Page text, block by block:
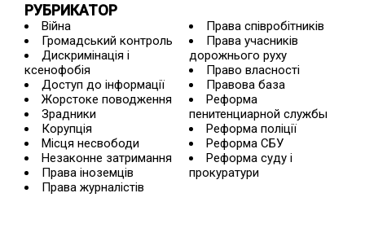
РУБРИКАТОР
Війна
Громадський контроль
Дискримінація і
ксенофобія
Доступ до інформації
Жорстоке поводження
Зрадники
Корупція
Місця несвободи
Незаконне затримання
Права іноземців
Права журналістів
Права співробітників
Права учасників
дорожнього руху
Право власності
Правова база
Реформа
пенитенциарной службы
Реформа поліції
Реформа СБУ
Реформа суду і
прокуратури